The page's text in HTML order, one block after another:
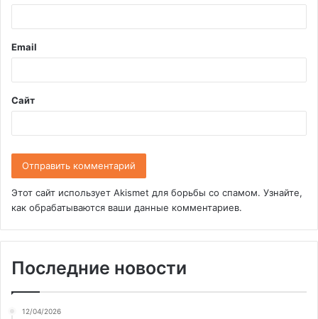
й
*
Email
Сайт
Этот сайт использует Akismet для борьбы со спамом. Узнайте,
как обрабатываются ваши данные комментариев.
Последние новости
12/04/2026